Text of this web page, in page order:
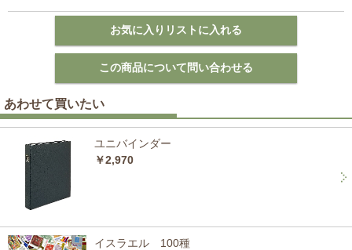
あわせて買いたい
ユニバインダー
￥2,970
イスラエル 100種